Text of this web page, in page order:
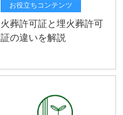
お役立ちコンテンツ
火葬許可証と埋火葬許可
証の違いを解説